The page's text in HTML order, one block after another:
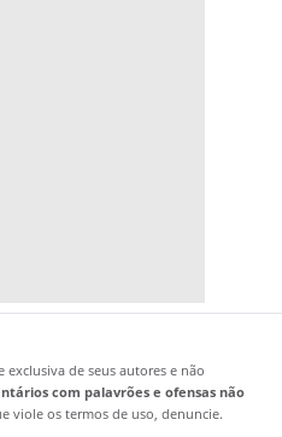
de seus autores e não
com palavrões e ofensas não
viole os termos de uso, denuncie.